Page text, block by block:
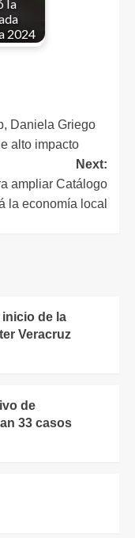
la
2024
Daniela Griego
alto impacto
Next:
ampliar Catálogo
la economía local
inicio de la
Veracruz
de
33 casos